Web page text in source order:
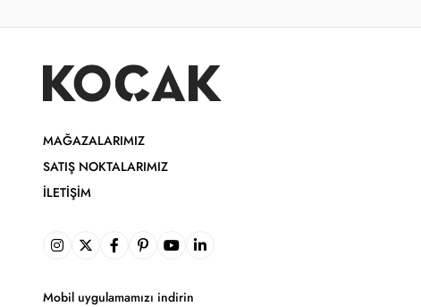
MAĞAZALARIMIZ
SATIŞ NOKTALARIMIZ
İLETIŞIM
Mobil uygulamamızı indirin